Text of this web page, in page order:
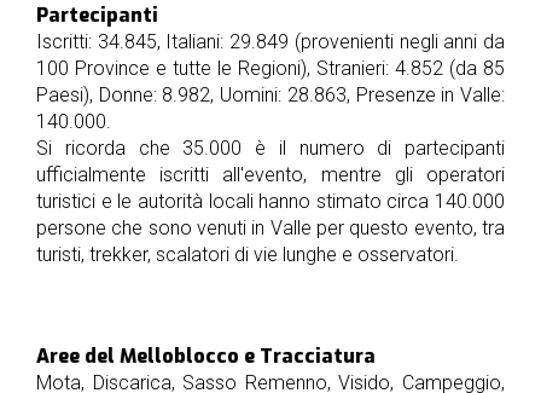
Partecipanti
Iscritti: 34.845, Italiani: 29.849 (provenienti negli anni da
100 Province e tutte le Regioni), Stranieri: 4.852 (da 85
Paesi), Donne: 8.982, Uomini: 28.863, Presenze in Valle:
140.000.
Si ricorda che 35.000 è il numero di partecipanti
ufficialmente iscritti all'evento, mentre gli operatori
turistici e le autorità locali hanno stimato circa 140.000
persone che sono venuti in Valle per questo evento, tra
turisti, trekker, scalatori di vie lunghe e osservatori.
Aree del Melloblocco e Tracciatura
Mota, Discarica, Sasso Remenno, Visido, Campeggio,